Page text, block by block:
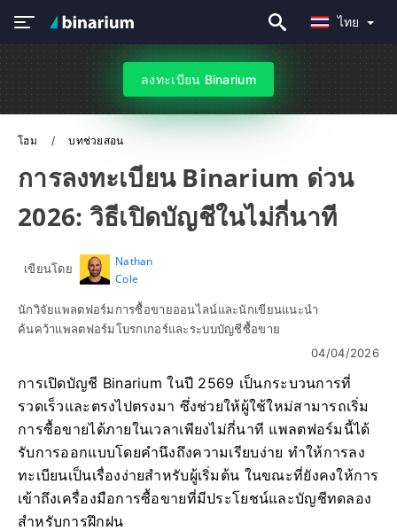
ไทย
ลงทะเบียน Binarium
โฮม บทช่วยสอน
การลงทะเบียน Binarium ด่วน
2026: วิธีเปิดบัญชีในไม่กี่นาที
เขียนโดย
Nathan
Cole
นักวิจัยแพลตฟอร์มการซื้อขายออนไลน์และนักเขียนแนะนำ
ค้นคว้าแพลตฟอร์มโบรกเกอร์และระบบบัญชีซื้อขาย
04/04/2026
การเปิดบัญชี Binarium ในปี 2569 เป็นกระบวนการที่
รวดเร็วและตรงไปตรงมา ซึ่งช่วยให้ผู้ใช้ใหม่สามารถเริ่ม
การซื้อขายได้ภายในเวลาเพียงไม่กี่นาที แพลตฟอร์มนี้ได้
รับการออกแบบโดยคำนึงถึงความเรียบง่าย ทำให้การลง
ทะเบียนเป็นเรื่องง่ายสำหรับผู้เริ่มต้น ในขณะที่ยังคงให้การ
เข้าถึงเครื่องมือการซื้อขายที่มีประโยชน์และบัญชีทดลอง
สำหรับการฝึกฝน